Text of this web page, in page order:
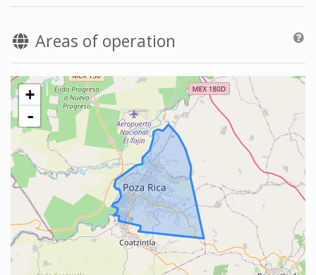
Areas of operation
+
-